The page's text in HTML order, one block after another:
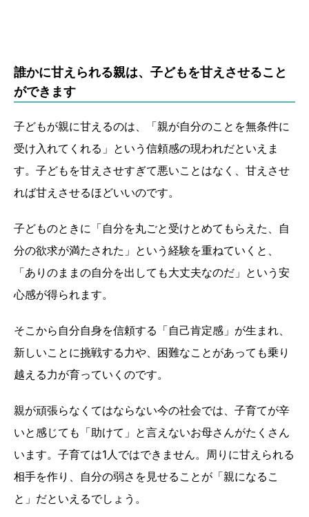
誰かに甘えられる親は、子どもを甘えさせること
ができます
子どもが親に甘えるのは、「親が自分のことを無条件に
受け入れてくれる」という信頼感の現われだといえま
す。子どもを甘えさせすぎて悪いことはなく、甘えさせ
れば甘えさせるほどいいのです。
子どものときに「自分を丸ごと受けとめてもらえた、自
分の欲求が満たされた」という経験を重ねていくと、
「ありのままの自分を出しても大丈夫なのだ」という安
心感が得られます。
そこから自分自身を信頼する「自己肯定感」が生まれ、
新しいことに挑戦する力や、困難なことがあっても乗り
越える力が育っていくのです。
親が頑張らなくてはならない今の社会では、子育てが辛
いと感じても「助けて」と言えないお母さんがたくさん
います。子育ては1人ではできません。周りに甘えられる
相手を作り、自分の弱さを見せることが「親になるこ
と」だといえるでしょう。